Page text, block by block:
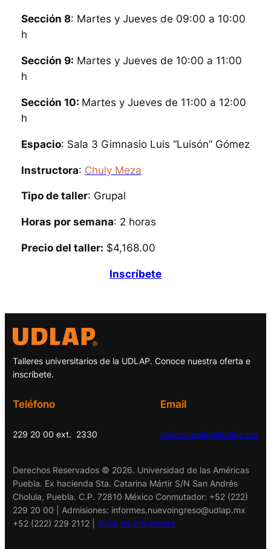
Sección 8: Martes y Jueves de 09:00 a 10:00
h
Sección 9: Martes y Jueves de 10:00 a 11:00
h
Sección 10: Martes y Jueves de 11:00 a 12:00
h
Espacio: Sala 3 Gimnasio Luis “Luisón” Gómez
Instructora: Chuly Meza
Tipo de taller: Grupal
Horas por semana: 2 horas
Precio del taller: $4,168.00
Inscríbete
Talleres universitarios de la UDLAP. Conoce nuestra oferta e
inscríbete.
Teléfono
229 20 00 ext. 2330
Email
talleres.udlap@udlap.mx
Derechos Reservados © 2026. Universidad de las Américas
Puebla. Ex hacienda Sta. Catarina Mártir S/N San Andrés
Cholula, Puebla. C.P. 72810 México Conmutador: +52 (222)
229 20 00 | Admisiones: informes.nuevoingreso@udlap.mx
+52 (222) 229 2112 |Aviso de privacidad